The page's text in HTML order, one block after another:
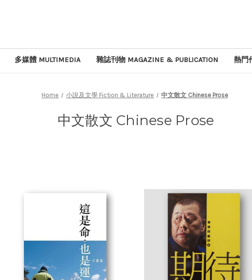
多媒體 MULTIMEDIA 雜誌刊物 MAGAZINE & PUBLICATION 熱門
Home 小說及文學 Fiction & Literature 中文散文 Chinese Prose
中文散文 Chinese Prose